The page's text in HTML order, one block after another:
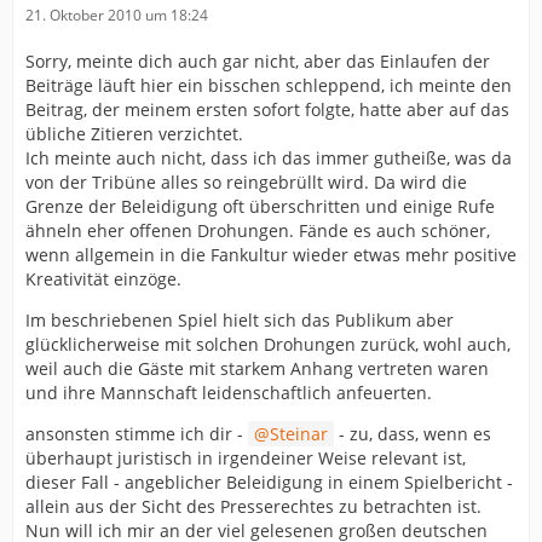
21. Oktober 2010 um 18:24
Sorry, meinte dich auch gar nicht, aber das Einlaufen der
Beiträge läuft hier ein bisschen schleppend, ich meinte den
Beitrag, der meinem ersten sofort folgte, hatte aber auf das
übliche Zitieren verzichtet.
Ich meinte auch nicht, dass ich das immer gutheiße, was da
von der Tribüne alles so reingebrüllt wird. Da wird die
Grenze der Beleidigung oft überschritten und einige Rufe
ähneln eher offenen Drohungen. Fände es auch schöner,
wenn allgemein in die Fankultur wieder etwas mehr positive
Kreativität einzöge.
Im beschriebenen Spiel hielt sich das Publikum aber
glücklicherweise mit solchen Drohungen zurück, wohl auch,
weil auch die Gäste mit starkem Anhang vertreten waren
und ihre Mannschaft leidenschaftlich anfeuerten.
ansonsten stimme ich dir -
Steinar - zu, dass, wenn es
überhaupt juristisch in irgendeiner Weise relevant ist,
dieser Fall - angeblicher Beleidigung in einem Spielbericht -
allein aus der Sicht des Presserechtes zu betrachten ist.
Nun will ich mir an der viel gelesenen großen deutschen